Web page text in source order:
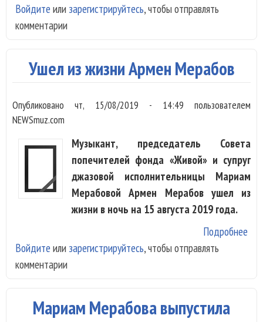
Войдите или зарегистрируйтесь, чтобы отправлять
комментарии
Ушел из жизни Армен Мерабов
Опубликованочт, 15/08/2019 - 14:49 пользователем
NEWSmuz.com
Музыкант, председатель Совета
попечителей фонда «Живой» и супруг
джазовой исполнительницы Мариам
Мерабовой Армен Мерабов ушел из
жизни в ночь на 15 августа 2019 года.
Подробнее
Войдите или зарегистрируйтесь, чтобы отправлять
комментарии
Мариам Мерабова выпустила